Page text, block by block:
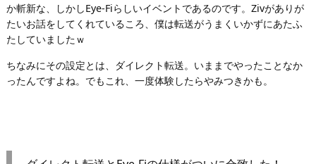
か斬新な、しかしEye-Fiらしいイベントであるのです。Zivがありが
たいお話をしてくれているころ、僕は転送がうまくいかずにあたふ
たしていましたｗ
ちなみにその設定とは、ダイレクト転送。いままでやったことなか
ったんですよね。でもこれ、一度体験したらやみつきかも。